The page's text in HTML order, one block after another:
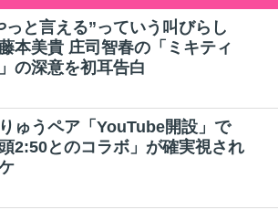
っと言える”っていう叫びらし
本美貴 庄司智春の「ミキティ
の深意を初耳告白
ゅうペア「YouTube開設」で
頭2:50とのコラボ」が確実視され